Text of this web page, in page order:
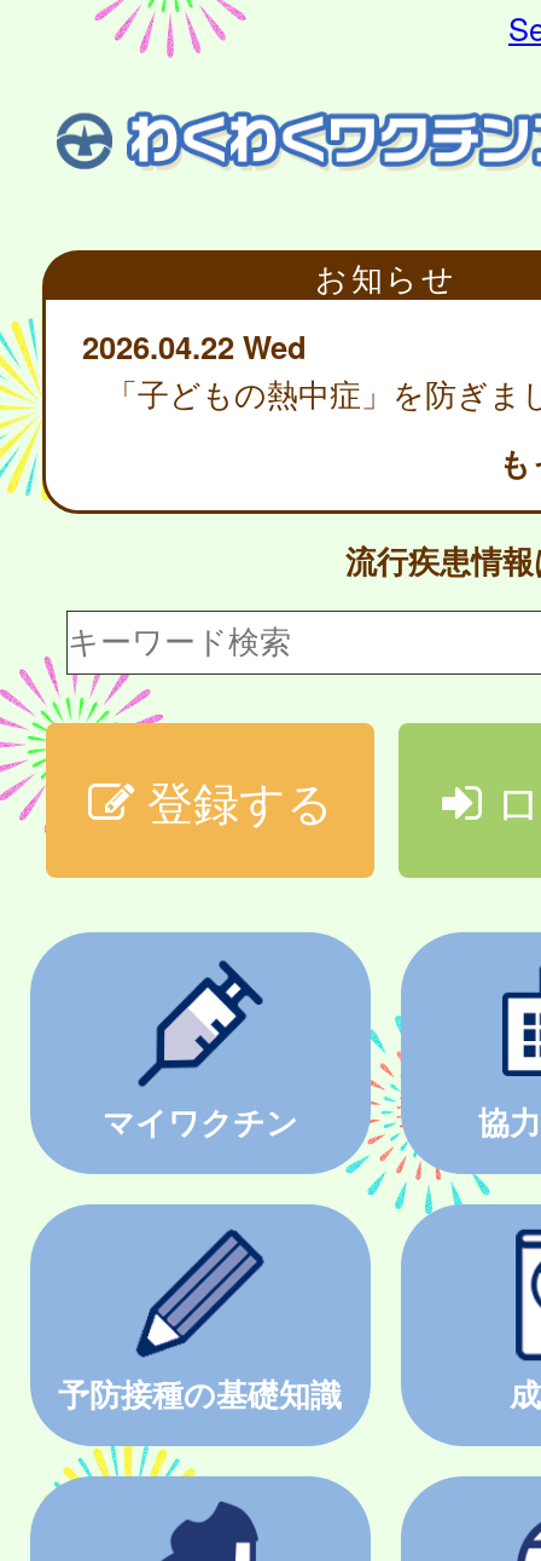
お知らせ
2026.04.22 Wed
「子どもの熱中症」を防ぎま
流行疾患情
登録する
マイワクチン 協
予防接種の基礎知識